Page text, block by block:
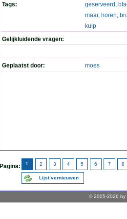
Tags:
geserveerd ,
maar, horen,
kuip
Gelijkluidende vragen:
Geplaatst door: moes
Pagina: 1 2 3 4 5 6 7 8
Lijst vernieuwen
© 2005-2026 by